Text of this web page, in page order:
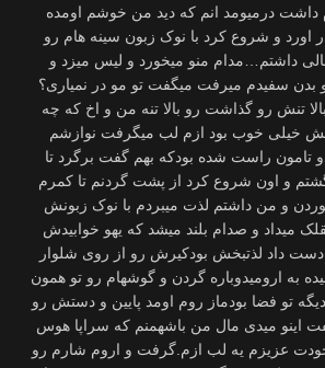
داشت درمیومد انم که دید من خوشم اومده
اورد و شروع کرد با نوک زبون سینه هام رو
داشتم…مدام منو میخورد و لیس میزد و
سفیدم میرفت میگفت تو مو در نمیاری؟
تنش رو گذاشت رو بالا تنه من و اخ که چه
خیلی خوب بود ازم لب میگرفت نوازشم
تامون راست شده بودکه بهم گفت برگرد تا
و اون شروع کرد از پشت گردنم تا کمرم
و من داشتم لذت میبردم با نوک زبونش
میداد و صدام بلند میشد که یهو خوابیدش
داد لذتبخش بودکیرش رو از روی شلوار
به ارومیدوباره گردن و گوشهام رو تو همون
تو فضا بودماز روم اومد پایین و دستش رو
اینو میدی مال من باشهمنم که سراپا هوس
عزیزم یه لب ازم.گرفت و اروم شارم رو